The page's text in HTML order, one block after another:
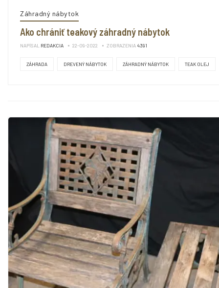
Záhradný nábytok
Ako chrániť teakový záhradný nábytok
NAPÍSAL REDAKCIA 22-09-2022 ZOBRAZENIA 4391
ZÁHRADA DREVENÝ NÁBYTOK ZÁHRADNÝ NÁBYTOK TEAK OLEJ